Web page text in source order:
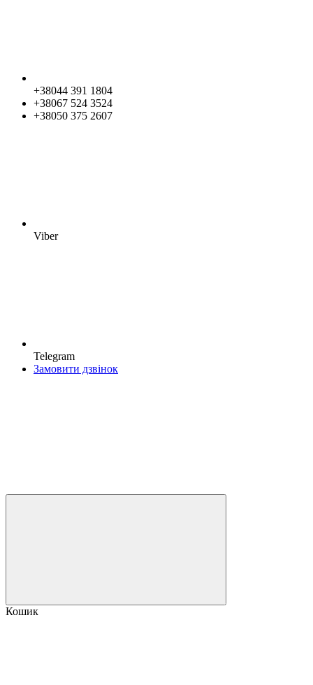
+38044 391 1804
+38067 524 3524
+38050 375 2607
Viber
Telegram
Замовити дзвінок
Кошик